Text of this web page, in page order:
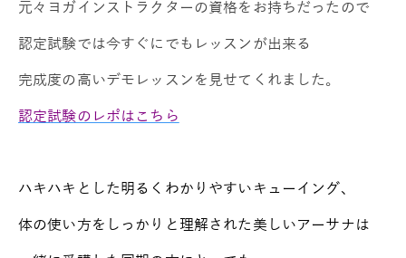
元々ヨガインストラクターの資格をお持ちだったので
認定試験では今すぐにでもレッスンが出来る
完成度の高いデモレッスンを見せてくれました。
認定試験のレポはこちら
ハキハキとした明るくわかりやすいキューイング、
体の使い方をしっかりと理解された美しいアーサナは